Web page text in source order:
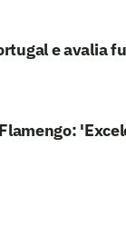
e avalia